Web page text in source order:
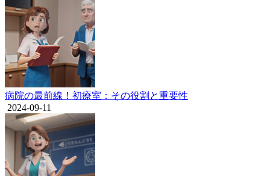
病院の最前線！初療室：その役割と重要性
2024-09-11